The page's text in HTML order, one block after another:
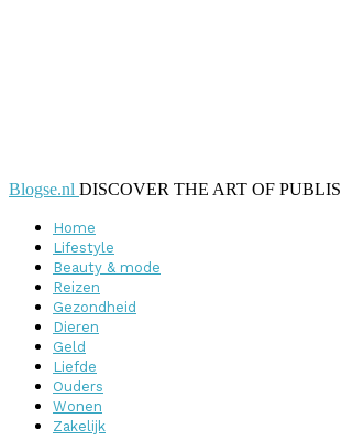
Blogse.nl DISCOVER THE ART OF
Home
Lifestyle
Beauty & mode
Reizen
Gezondheid
Dieren
Geld
Liefde
Ouders
Wonen
Zakelijk